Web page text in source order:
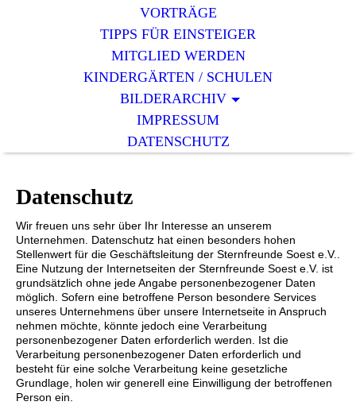
VORTRÄGE
TIPPS FÜR EINSTEIGER
MITGLIED WERDEN
KINDERGÄRTEN / SCHULEN
BILDERARCHIV
IMPRESSUM
DATENSCHUTZ
Datenschutz
Wir freuen uns sehr über Ihr Interesse an unserem
Unternehmen. Datenschutz hat einen besonders hohen
Stellenwert für die Geschäftsleitung der Sternfreunde Soest e.V..
Eine Nutzung der Internetseiten der Sternfreunde Soest e.V. ist
grundsätzlich ohne jede Angabe personenbezogener Daten
möglich. Sofern eine betroffene Person besondere Services
unseres Unternehmens über unsere Internetseite in Anspruch
nehmen möchte, könnte jedoch eine Verarbeitung
personenbezogener Daten erforderlich werden. Ist die
Verarbeitung personenbezogener Daten erforderlich und
besteht für eine solche Verarbeitung keine gesetzliche
Grundlage, holen wir generell eine Einwilligung der betroffenen
Person ein.